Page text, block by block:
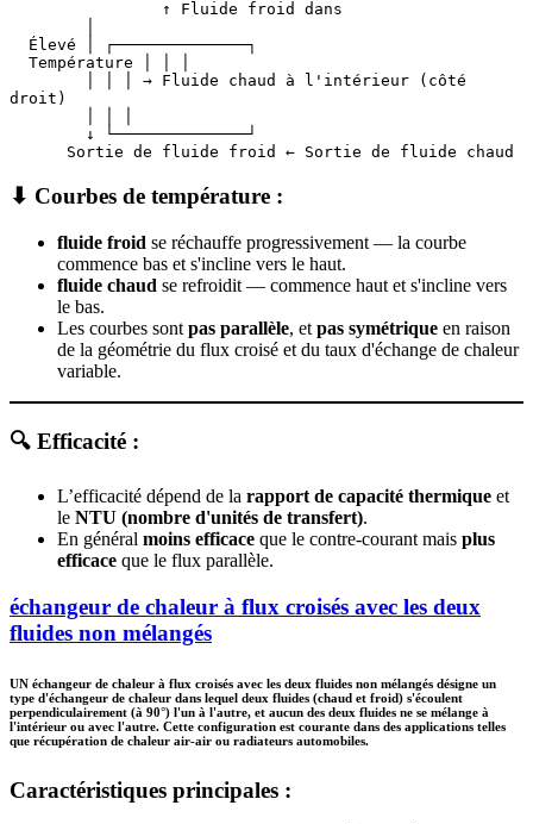
       ↑ Fluide froid dans
  Élevé │ ┌──────────────┐
  Température │ │ │
droit)
        ↓ └──────────────┘
      Sortie de fluide froid ← Sortie de fluide chaud
⬇ Courbes de température :
fluide froid se réchauffe progressivement — la courbe
commence bas et s'incline vers le haut.
fluide chaud se refroidit — commence haut et s'incline vers
le bas.
Les courbes sont pas parallèle, et pas symétrique en raison
de la géométrie du flux croisé et du taux d'échange de chaleur
variable.
🔍 Efficacité :
L’efficacité dépend de la rapport de capacité thermique et
le NTU (nombre d'unités de transfert).
En général moins efficace que le contre-courant mais plus
efficace que le flux parallèle.
échangeur de chaleur à flux croisés avec les deux
fluides non mélangés
UN échangeur de chaleur à flux croisés avec les deux fluides non mélangés désigne un
type d'échangeur de chaleur dans lequel deux fluides (chaud et froid) s'écoulent
perpendiculairement (à 90°) l'un à l'autre, et aucun des deux fluides ne se mélange à
l'intérieur ou avec l'autre. Cette configuration est courante dans des applications telles
que récupération de chaleur air-air ou radiateurs automobiles.
Caractéristiques principales :